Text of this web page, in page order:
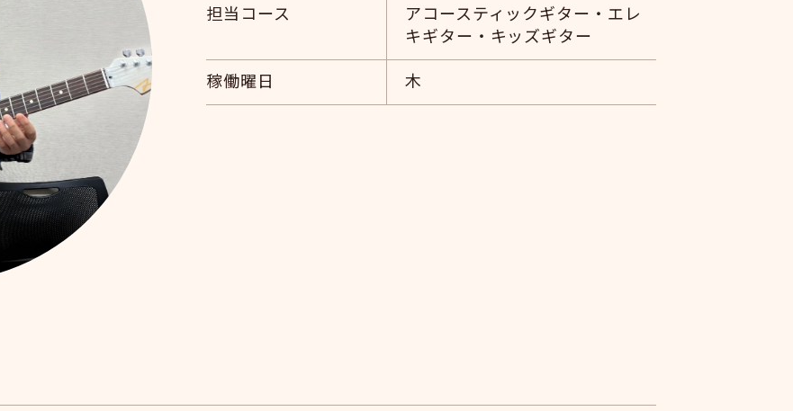
担当コース
アコースティックギター・エレ
キギター・キッズギター
稼働曜日
木